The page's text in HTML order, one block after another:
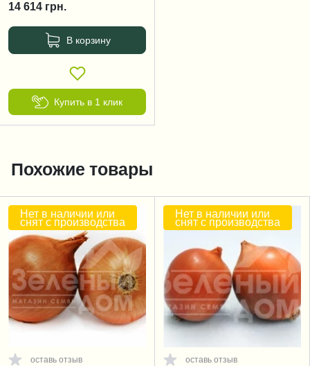
14 614 грн.
В корзину
Купить в 1 клик
Похожие товары
Нет в наличии или
снят с производства
оставь отзыв
Нет в наличии или
снят с производства
оставь отзыв